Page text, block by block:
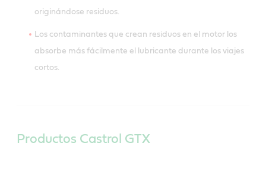
originándose residuos.
Los contaminantes que crean residuos en el motor los
absorbe más fácilmente el lubricante durante los viajes
cortos.
Productos Castrol GTX